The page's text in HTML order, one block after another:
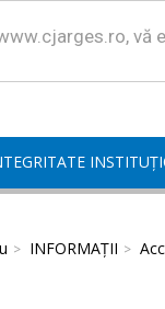
vă
INFORMAȚII